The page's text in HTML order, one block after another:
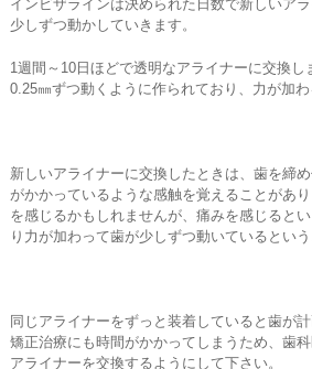
インビザラインは決められた日数で新しいア
少しずつ動かしていきます。
1週間～10日ほどで透明なアライナーに交換
0.25㎜ずつ動くように作られており、力が加わ
新しいアライナーに交換したときは、歯を締
がかかっているような感触を覚えることがあ
を感じるかもしれませんが、痛みを感じると
り力が加わって歯が少しずつ動いているという
同じアライナーをずっと装着していると歯が
矯正治療にも時間がかかってしまうため、歯
アライナーを交換するようにして下さい。